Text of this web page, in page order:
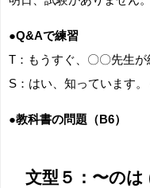
●Q&Aで練習
T：もうすぐ、〇〇先生が
S：はい、知っています
●教科書の問題（B6）
文型５：〜のは